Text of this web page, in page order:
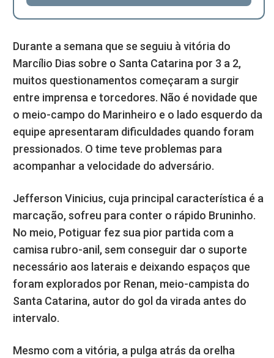
Durante a semana que se seguiu à vitória do
Marcílio Dias sobre o Santa Catarina por 3 a 2,
muitos questionamentos começaram a surgir
entre imprensa e torcedores. Não é novidade que
o meio-campo do Marinheiro e o lado esquerdo da
equipe apresentaram dificuldades quando foram
pressionados. O time teve problemas para
acompanhar a velocidade do adversário.
Jefferson Vinicius, cuja principal característica é a
marcação, sofreu para conter o rápido Bruninho.
No meio, Potiguar fez sua pior partida com a
camisa rubro-anil, sem conseguir dar o suporte
necessário aos laterais e deixando espaços que
foram explorados por Renan, meio-campista do
Santa Catarina, autor do gol da virada antes do
intervalo.
Mesmo com a vitória, a pulga atrás da orelha